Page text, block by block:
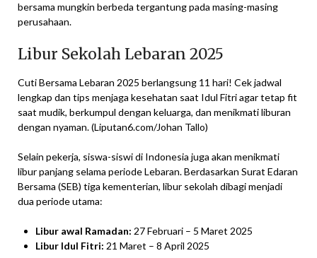
bersama mungkin berbeda tergantung pada masing-masing
perusahaan.
Libur Sekolah Lebaran 2025
Cuti Bersama Lebaran 2025 berlangsung 11 hari! Cek jadwal
lengkap dan tips menjaga kesehatan saat Idul Fitri agar tetap fit
saat mudik, berkumpul dengan keluarga, dan menikmati liburan
dengan nyaman. (Liputan6.com/Johan Tallo)
Selain pekerja, siswa-siswi di Indonesia juga akan menikmati
libur panjang selama periode Lebaran. Berdasarkan Surat Edaran
Bersama (SEB) tiga kementerian, libur sekolah dibagi menjadi
dua periode utama:
Libur awal Ramadan: 27 Februari – 5 Maret 2025
Libur Idul Fitri: 21 Maret – 8 April 2025